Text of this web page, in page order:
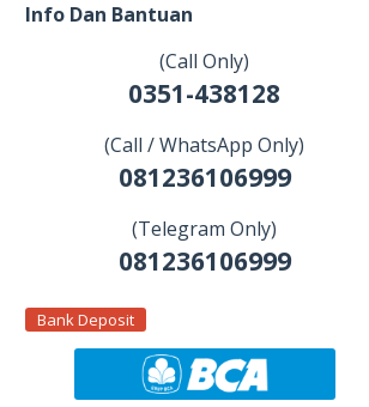
Info Dan Bantuan
(Call Only)
0351-438128
(Call / WhatsApp Only)
081236106999
(Telegram Only)
081236106999
Bank Deposit